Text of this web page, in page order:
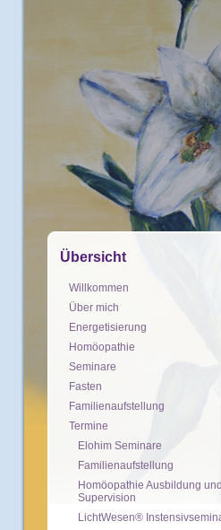
Übersicht
Willkommen
Über mich
Energetisierung
Homöopathie
Seminare
Fasten
Familienaufstellung
Termine
Elohim Seminare
Familienaufstellung
Homöopathie Ausbildung und
Supervision
LichtWesen®